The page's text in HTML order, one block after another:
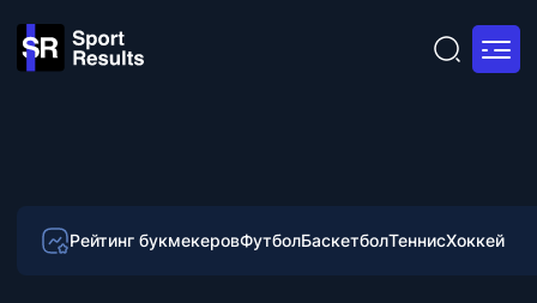
Рейтинг букмекеровФутболБаскетболТеннисХоккей